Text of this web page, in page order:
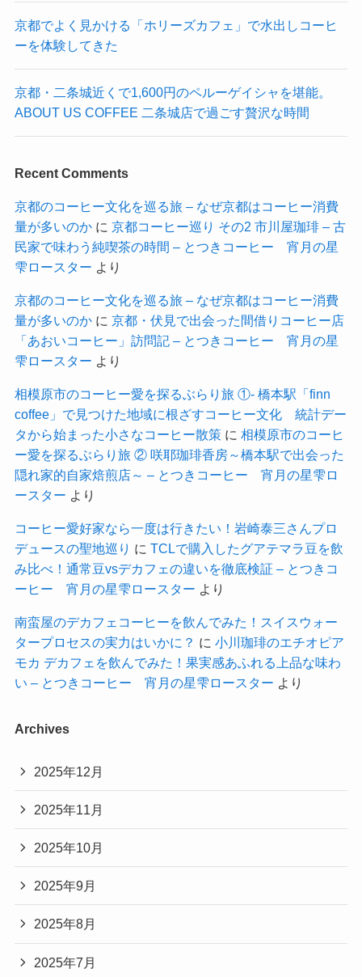
京都でよく見かける「ホリーズカフェ」で水出しコーヒ
ーを体験してきた
京都・二条城近くで1,600円のペルーゲイシャを堪能。
ABOUT US COFFEE 二条城店で過ごす贅沢な時間
Recent Comments
京都のコーヒー文化を巡る旅 – なぜ京都はコーヒー消費
量が多いのかに 京都コーヒー巡り その2 市川屋珈琲 – 古
民家で味わう純喫茶の時間 – とつきコーヒー 宵月の星
雫ロースター より
京都のコーヒー文化を巡る旅 – なぜ京都はコーヒー消費
量が多いのかに 京都・伏見で出会った間借りコーヒー店
「あおいコーヒー」訪問記 – とつきコーヒー 宵月の星
雫ロースター より
相模原市のコーヒー愛を探るぶらり旅 ①- 橋本駅「finn
coffee」で見つけた地域に根ざすコーヒー文化 統計デー
タから始まった小さなコーヒー散策に 相模原市のコーヒ
ー愛を探るぶらり旅 ② 咲耶珈琲香房～橋本駅で出会った
隠れ家的自家焙煎店～ – とつきコーヒー 宵月の星雫ロ
ースター より
コーヒー愛好家なら一度は行きたい！岩崎泰三さんプロ
デュースの聖地巡り に TCLで購入したグアテマラ豆を飲
み比べ！通常豆vsデカフェの違いを徹底検証 – とつきコ
ーヒー 宵月の星雫ロースター より
南蛮屋のデカフェコーヒーを飲んでみた！スイスウォー
タープロセスの実力はいかに？ に 小川珈琲のエチオピア
モカ デカフェを飲んでみた！果実感あふれる上品な味わ
い – とつきコーヒー 宵月の星雫ロースター より
Archives
2025年12月
2025年11月
2025年10月
2025年9月
2025年8月
2025年7月